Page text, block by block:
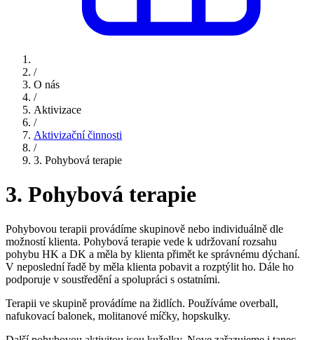
/
O nás
/
Aktivizace
/
Aktivizační činnosti
/
3. Pohybová terapie
3. Pohybová terapie
Pohybovou terapii provádíme skupinově nebo individuálně dle
možností klienta. Pohybová terapie vede k udržovaní rozsahu
pohybu HK a DK a měla by klienta přimět ke správnému dýchaní.
V neposlední řadě by měla klienta pobavit a rozptýlit ho. Dále ho
podporuje v soustředění a spolupráci s ostatními.
Terapii ve skupině provádíme na židlích. Používáme overball,
nafukovací balonek, molitanové míčky, hopskulky.